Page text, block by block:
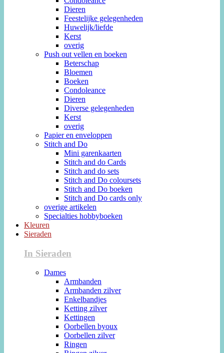
Dieren
Feestelijke gelegenheden
Huwelijk/liefde
Kerst
overig
Push out vellen en boeken
Beterschap
Bloemen
Boeken
Condoleance
Dieren
Diverse gelegenheden
Kerst
overig
Papier en enveloppen
Stitch and Do
Mini garenkaarten
Stitch and do Cards
Stitch and do sets
Stitch and Do coloursets
Stitch and Do boeken
Stitch and Do cards only
overige artikelen
Specialties hobbyboeken
Kleuren
Sieraden
In Sieraden
Dames
Armbanden
Armbanden zilver
Enkelbandjes
Ketting zilver
Kettingen
Oorbellen byoux
Oorbellen zilver
Ringen